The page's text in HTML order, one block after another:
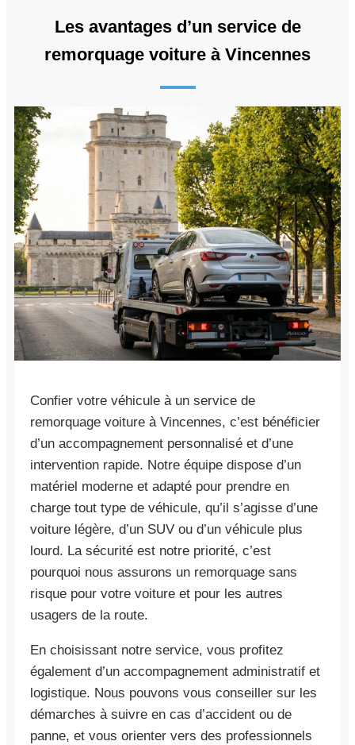
Les avantages d’un service de
remorquage voiture à Vincennes
Confier votre véhicule à un service de
remorquage voiture à Vincennes, c’est bénéficier
d’un accompagnement personnalisé et d’une
intervention rapide. Notre équipe dispose d’un
matériel moderne et adapté pour prendre en
charge tout type de véhicule, qu’il s’agisse d’une
voiture légère, d’un SUV ou d’un véhicule plus
lourd. La sécurité est notre priorité, c’est
pourquoi nous assurons un remorquage sans
risque pour votre voiture et pour les autres
usagers de la route.
En choisissant notre service, vous profitez
également d’un accompagnement administratif et
logistique. Nous pouvons vous conseiller sur les
démarches à suivre en cas d’accident ou de
panne, et vous orienter vers des professionnels